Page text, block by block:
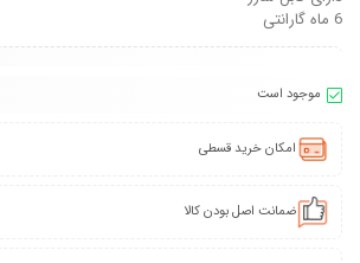
6 ماه گارانتی
موجود است
امکان خرید قسطی
ضمانت اصل بودن کالا